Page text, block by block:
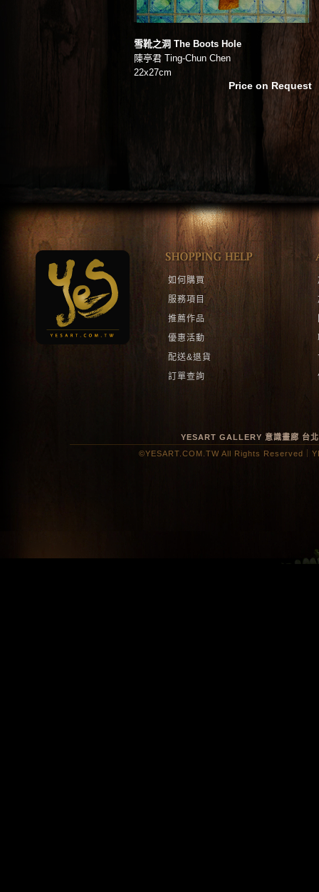
雪靴之洞 The Boots Hole
陳亭君 Ting-Chun Chen
22x27cm
Price on Request
如何購買
服務項目
推薦作品
優惠活動
配送&退貨
訂單查詢
YESART GALLERY 意識畫廊 台
©YESART.COM.TW All Rights Reserved｜